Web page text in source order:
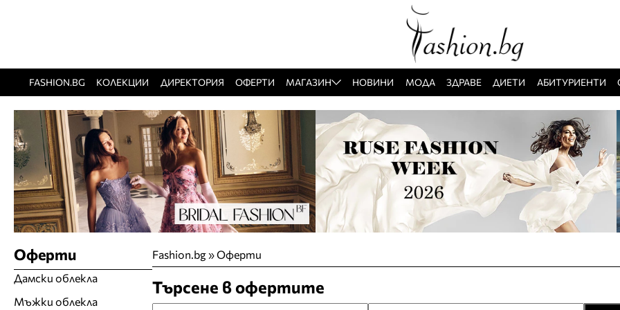
FASHION.BG КОЛЕКЦИИ ДИРЕКТОРИЯ ОФЕРТИ МАГАЗИН НОВИНИ МОДА ЗДРАВЕ ДИЕТИ АБИТУРИЕНТИ
Fashion.bg»Оферти
Търсене в офертите
Оферти
Дамски облекла
Мъжки облекла